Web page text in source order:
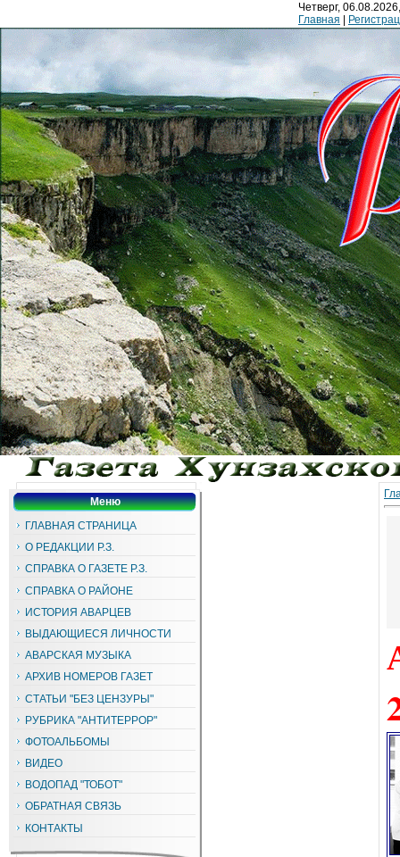
Четверг,
Главная
Меню
ГЛАВНАЯ СТРАНИЦА
О РЕДАКЦИИ Р.З.
СПРАВКА О ГАЗЕТЕ Р.З.
СПРАВКА О РАЙОНЕ
ИСТОРИЯ АВАРЦЕВ
ВЫДАЮЩИЕСЯ ЛИЧНОСТИ
АВАРСКАЯ МУЗЫКА
АРХИВ НОМЕРОВ ГАЗЕТ
СТАТЬИ "БЕЗ ЦЕНЗУРЫ"
РУБРИКА "АНТИТЕРРОР"
ФОТОАЛЬБОМЫ
ВИДЕО
ВОДОПАД "ТОБОТ"
ОБРАТНАЯ СВЯЗЬ
КОНТАКТЫ